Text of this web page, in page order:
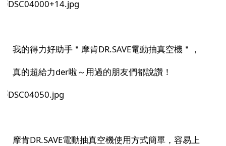
我的得力好助手＂摩肯DR.SAVE電動抽真空機＂，
真的超給力der啦～用過的朋友們都說讚！
摩肯DR.SAVE電動抽真空機使用方式簡單，容易上